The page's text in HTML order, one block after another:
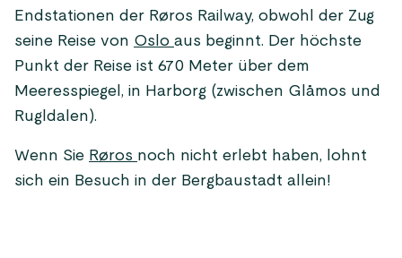
Endstationen der Røros Railway, obwohl der Zug
seine Reise von Oslo aus beginnt. Der höchste
Punkt der Reise ist 670 Meter über dem
Meeresspiegel, in Harborg (zwischen Glåmos und
Rugldalen).
Wenn Sie Røros noch nicht erlebt haben, lohnt
sich ein Besuch in der Bergbaustadt allein!